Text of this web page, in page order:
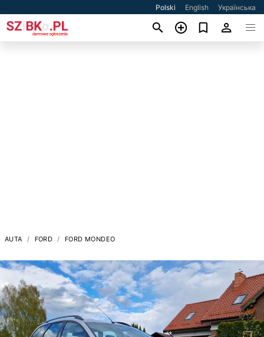
Polski English Українська
AUTA FORD FORD MONDEO